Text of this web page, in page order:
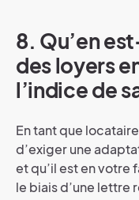
8. Qu’en
des loyers
l’indice de
En tant que
d’exiger une
et qu’il est en votre
le biais d’une lettre